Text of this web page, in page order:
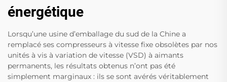
énergétique
Lorsqu’une usine d’emballage du sud de la Chine a
remplacé ses compresseurs à vitesse fixe obsolètes par nos
unités à vis à variation de vitesse (VSD) à aimants
permanents, les résultats obtenus n’ont pas été
simplement marginaux : ils se sont avérés véritablement